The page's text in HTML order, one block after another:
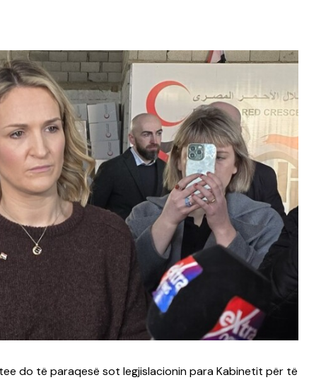
INTERVISTA EMISION
KONAKU
KU E KISHIM FJALEN
LIGJERATE FETARE
PARADITE ME NE
PIKËPAMJE
RECETA E DITES
RELAKS
RETRO JAVORE
do të paraqesë sot legjislacionin para Kabinetit për të